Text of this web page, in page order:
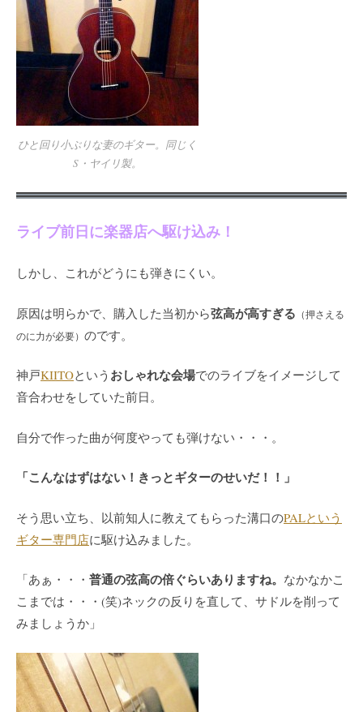
ひと回り小ぶりな妻のギター。同じく
S・ヤイリ製。
ライブ前日に楽器店へ駆け込み！
しかし、これがどうにも弾きにくい。
原因は明らかで、購入した当初から弦高が高すぎる （押さえる
のに力が必要） のです。
神戸KIITOという おしゃれな会場でのライブをイメージして
音合わせをしていた前日。
自分で作った曲が何度やっても弾けない・・・。
「こんなはずはない！きっとギターのせいだ！！」
そう思い立ち、以前知人に教えてもらった溝口のPALという
ギター専門店に駆け込みました。
「あぁ・・・ 普通の弦高の倍ぐらいありますね。 なかなかこ
こまでは・・・(笑)ネックの反りを直して、サドルを削って
みましょうか」